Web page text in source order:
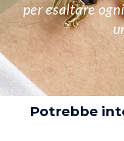
per esaltare
Potrebbe